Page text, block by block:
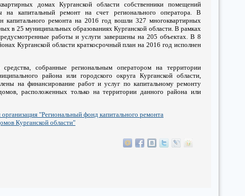
домах Курганской области собственники помещений
на капитальный ремонт на счет регионального оператора. В
капитального ремонта на 2016 год вошли 327 многоквартирных
в 25 муниципальных образованиях Курганской области. В рамках
работы и услуги завершены на 205 объектах. В 8
Курганской области краткосрочный план на 2016 год исполнен
собранные региональным оператором на территории
района или городского округа Курганской области,
на финансирование работ и услуг по капитальному ремонту
расположенных только на территории данного района или
"Региональный фонд капитального ремонта
Курганской области"